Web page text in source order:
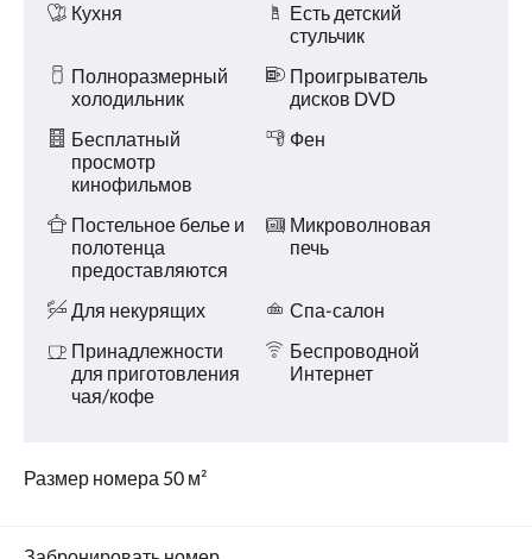
Кухня
Есть детский
стульчик
Полноразмерный
холодильник
Проигрыватель
дисков DVD
Бесплатный
просмотр
кинофильмов
Фен
Постельное белье и
полотенца
предоставляются
Микроволновая
печь
Для некурящих
Спа-салон
Принадлежности
для приготовления
чая/кофе
Беспроводной
Интернет
Размер номера 50 м²